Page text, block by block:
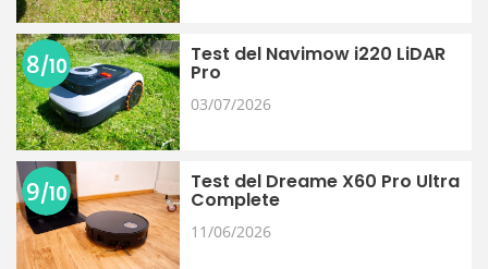
Test del Navimow i220 LiDAR
Pro
03/07/2026
8/10
Test del Dreame X60 Pro Ultra
Complete
11/06/2026
9/10